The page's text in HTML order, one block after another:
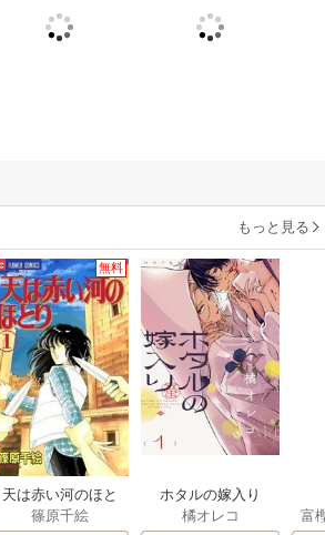
もっと見る
無料
天は赤い河のほと
り
篠原千絵
ホタルの嫁入り
橘オレコ
富